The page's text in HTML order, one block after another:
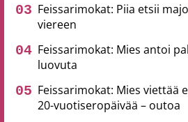
Feissarimokat: Piia etsii
viereen
Feissarimokat: Mies antoi
luovuta
Feissarimokat: Mies viettää
20-vuotiseropäivää – outoa